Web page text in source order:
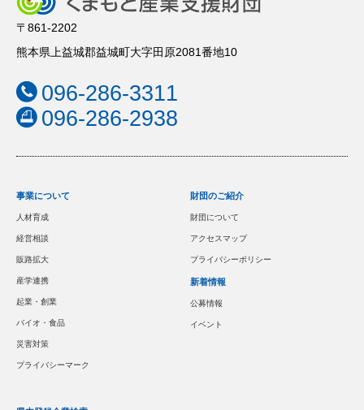
〒861-2202
熊本県上益城郡益城町大字田原2081番地10
096-286-3311
096-286-2938
事業について
人材育成
経営相談
販路拡大
産学連携
起業・創業
バイオ・食品
災害対策
プライバシーマーク
財団のご紹介
財団について
アクセスマップ
プライバシーポリシー
新着情報
公募情報
イベント